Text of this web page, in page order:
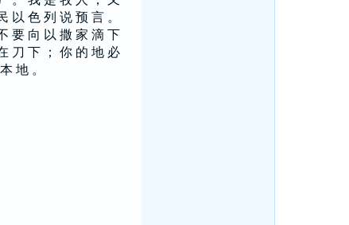
以 色 列 说 预 言 。
要 向 以 撒 家 滴 下
刀 下 ； 你 的 地 必
地 。